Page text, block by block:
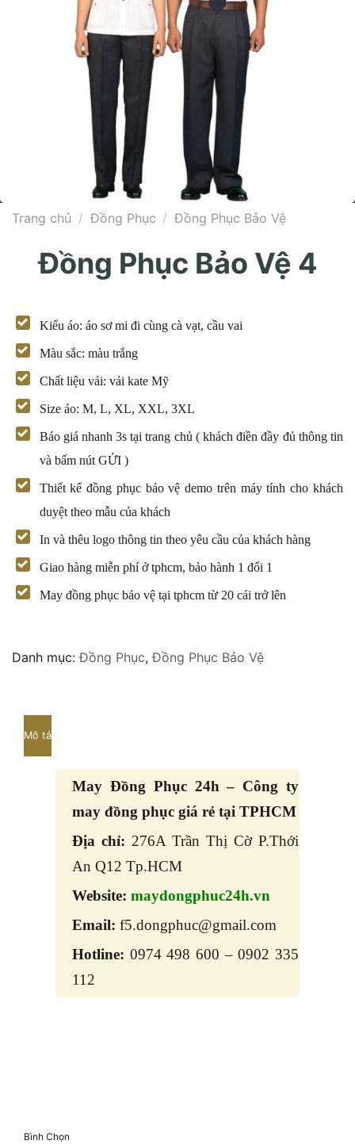
Trang chủ / Đồng Phục / Đồng Phục Bảo Vệ
Đồng Phục Bảo Vệ 4
Kiểu áo: áo sơ mi đi cùng cà vạt, cầu vai
Màu sắc: màu trắng
Chất liệu vải: vải kate Mỹ
Size áo: M, L, XL, XXL, 3XL
Báo giá nhanh 3s tại trang chủ ( khách điền đầy đủ thông tin
và bấm nút GỬI )
Thiết kế đồng phục bảo vệ demo trên máy tính cho khách
duyệt theo mẫu của khách
In và thêu logo thông tin theo yêu cầu của khách hàng
Giao hàng miễn phí ở tphcm, bảo hành 1 đổi 1
May đồng phục bảo vệ tại tphcm từ 20 cái trở lên
Danh mục:Đồng Phục,Đồng Phục Bảo Vệ
Mô tả
May Đồng Phục 24h – Công ty
may đồng phục giá rẻ tại TPHCM
Địa chỉ: 276A Trần Thị Cờ P.Thới
An Q12 Tp.HCM
Website: maydongphuc24h.vn
Email: f5.dongphuc@gmail.com
Hotline: 0974 498 600 – 0902 335
112
Bình Chọn